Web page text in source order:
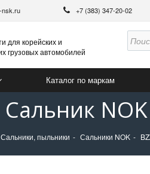
nsk.ru +7 (383) 347-20-02
для корейских и
грузовых автомобилей
Каталог по маркам
Сальник
Сальники, пыльники Сальники NOK